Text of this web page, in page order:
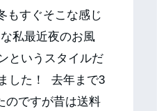
もすぐそこな感じ
私最近夜のお風
というスタイルだ
した！ 去年まで3
のですが昔は送料